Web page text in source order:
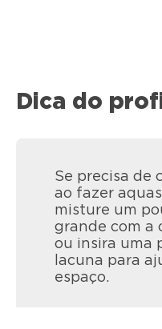
Dica do
Se precisa de
ao fazer
misture um
grande com a
ou insira uma
lacuna para
espaço.